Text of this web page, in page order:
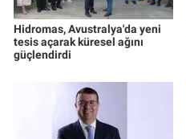
Hidromas, Avustralya'da yeni
tesis açarak küresel ağını
güçlendirdi